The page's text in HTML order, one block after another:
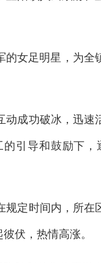
女足明星，为全
成功破冰，迅速
引导和鼓励下，
定时间内，所在
伏，热情高涨。